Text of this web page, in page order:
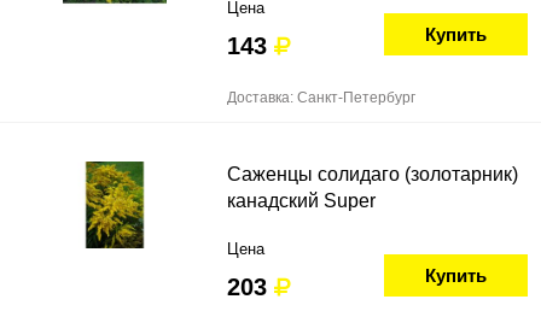
Цена
143 Купить
Доставка: Санкт-Петербург
Саженцы солидаго (золотарник)
канадский Super
Цена
203 Купить